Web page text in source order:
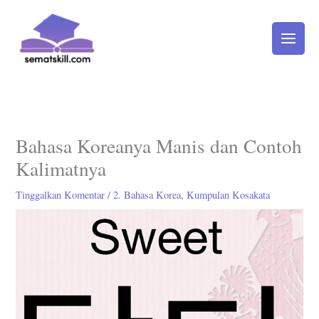
konten
Bahasa Koreanya Manis dan Contoh
Kalimatnya
Tinggalkan Komentar /2. Bahasa Korea,Kumpulan Kosakata